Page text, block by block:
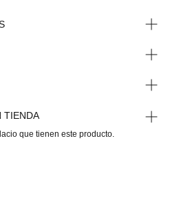
TIENDA
que tienen este producto.